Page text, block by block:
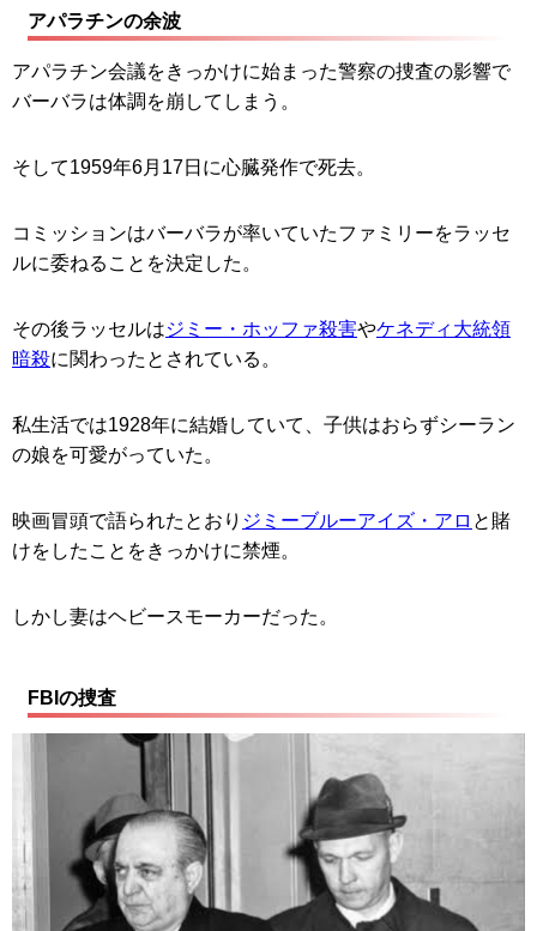
アパラチンの余波
アパラチン会議をきっかけに始まった警察の捜査の影響で
バーバラは体調を崩してしまう。
そして1959年6月17日に心臓発作で死去。
コミッションはバーバラが率いていたファミリーをラッセ
ルに委ねることを決定した。
その後ラッセルはジミー・ホッファ殺害やケネディ大統領
暗殺に関わったとされている。
私生活では1928年に結婚していて、子供はおらずシーラン
の娘を可愛がっていた。
映画冒頭で語られたとおり ジミーブルーアイズ・アロ と賭
けをしたことをきっかけに禁煙。
しかし妻はヘビースモーカーだった。
FBIの捜査